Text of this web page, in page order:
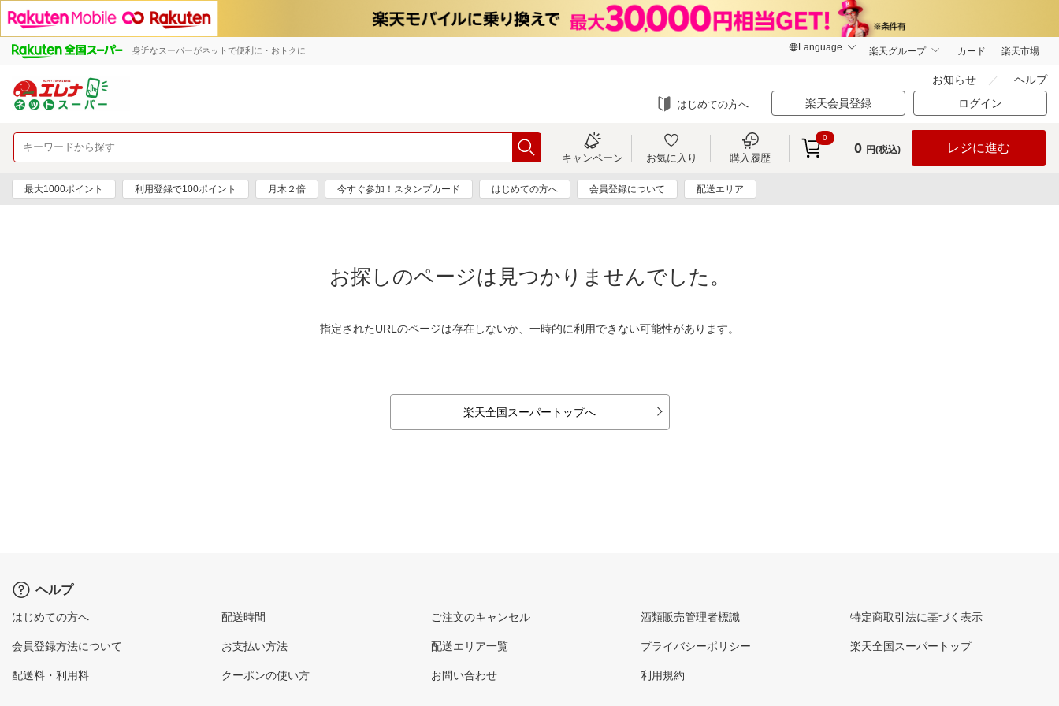
身近なスーパーがネットで便利に・おトクに 楽天グループ カード 楽天市場
お知らせ ヘルプ
はじめての方へ 楽天会員登録 ログイン
キャンペーン お気に入り 購入履歴
0
0 円(税込) レジに進む
最大1000ポイント 利用登録で100ポイント 月木２倍 今すぐ参加！スタンプカード はじめての方へ 会員登録について 配送エリア
お探しのページは見つかりませんでした。
指定されたURLのページは存在しないか、一時的に利用できない可能性があります。
楽天全国スーパートップへ
ヘルプ
はじめての方へ
会員登録方法について
配送料・利用料
配送時間
お支払い方法
クーポンの使い方
ご注文のキャンセル
配送エリア一覧
お問い合わせ
酒類販売管理者標識
プライバシーポリシー
利用規約
特定商取引法に基づく表示
楽天全国スーパートップ